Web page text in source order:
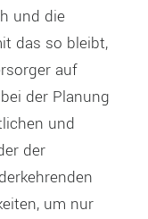
und die
das so bleibt,
auf
der Planung
und
der
um nur